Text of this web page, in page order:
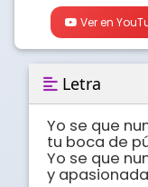
Ver en
Letra
Yo se que
tu boca de
Yo se que
y